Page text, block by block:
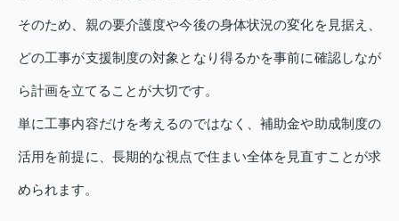
そのため、親の要介護度や今後の身体状況の変化を見据え、
どの工事が支援制度の対象となり得るかを事前に確認しなが
ら計画を立てることが大切です。
単に工事内容だけを考えるのではなく、補助金や助成制度の
活用を前提に、長期的な視点で住まい全体を見直すことが求
められます。